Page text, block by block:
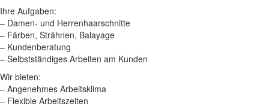
Ihre Aufgaben:
– Damen- und Herrenhaarschnitte
– Färben, Strähnen, Balayage
– Kundenberatung
– Selbstständiges Arbeiten am Kunden
Wir bieten:
– Angenehmes Arbeitsklima
– Flexible Arbeitszeiten